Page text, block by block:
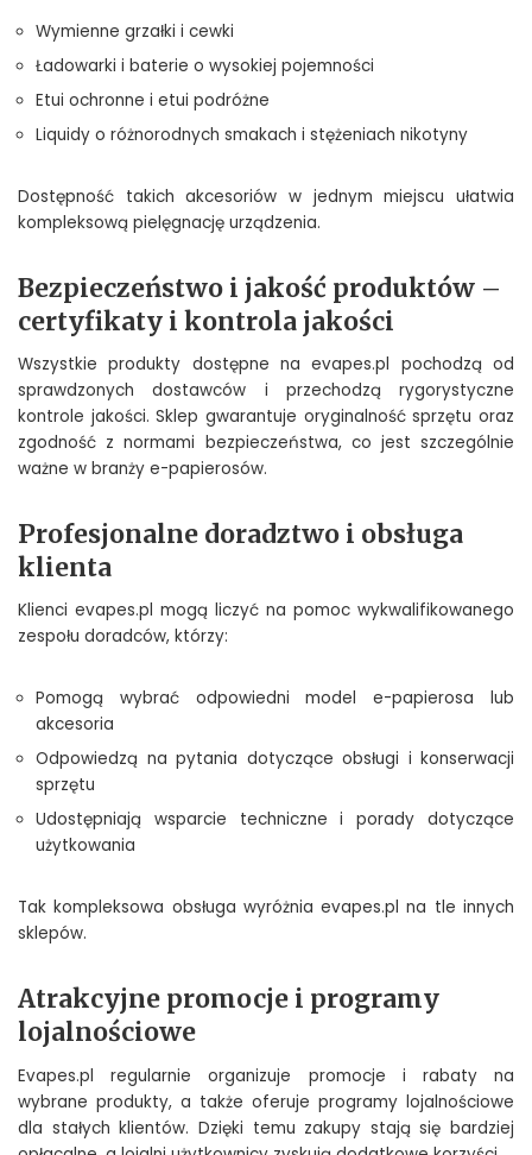
Wymienne grzałki i cewki
Ładowarki i baterie o wysokiej pojemności
Etui ochronne i etui podróżne
Liquidy o różnorodnych smakach i stężeniach nikotyny
Dostępność takich akcesoriów w jednym miejscu ułatwia
kompleksową pielęgnację urządzenia.
Bezpieczeństwo i jakość produktów –
certyfikaty i kontrola jakości
Wszystkie produkty dostępne na evapes.pl pochodzą od
sprawdzonych dostawców i przechodzą rygorystyczne
kontrole jakości. Sklep gwarantuje oryginalność sprzętu oraz
zgodność z normami bezpieczeństwa, co jest szczególnie
ważne w branży e-papierosów.
Profesjonalne doradztwo i obsługa
klienta
Klienci evapes.pl mogą liczyć na pomoc wykwalifikowanego
zespołu doradców, którzy:
Pomogą wybrać odpowiedni model e-papierosa lub
akcesoria
Odpowiedzą na pytania dotyczące obsługi i konserwacji
sprzętu
Udostępniają wsparcie techniczne i porady dotyczące
użytkowania
Tak kompleksowa obsługa wyróżnia evapes.pl na tle innych
sklepów.
Atrakcyjne promocje i programy
lojalnościowe
Evapes.pl regularnie organizuje promocje i rabaty na
wybrane produkty, a także oferuje programy lojalnościowe
dla stałych klientów. Dzięki temu zakupy stają się bardziej